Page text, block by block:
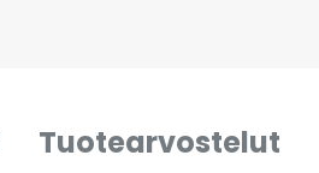
Tuotearvostelut